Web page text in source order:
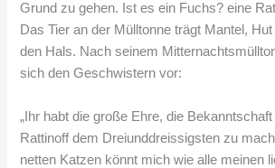
Grund zu gehen. Ist es ein Fuchs? eine
Das Tier an der Mülltonne trägt Mantel,
den Hals. Nach seinem
sich den Geschwistern vor:
„Ihr habt die große Ehre, die
Rattinoff dem Dreiunddreissigsten zu
netten Katzen könnt mich wie alle meinen